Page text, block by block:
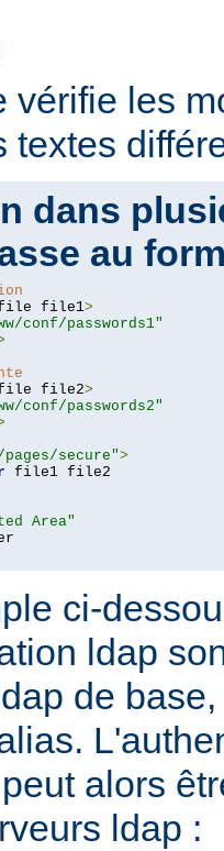
vérifie les
textes
dans
au
file1>
conf/passwords1"
file2>
conf/passwords2"
secure">
file1 file2
Area"
ci-
ldap
de
alors
ldap :